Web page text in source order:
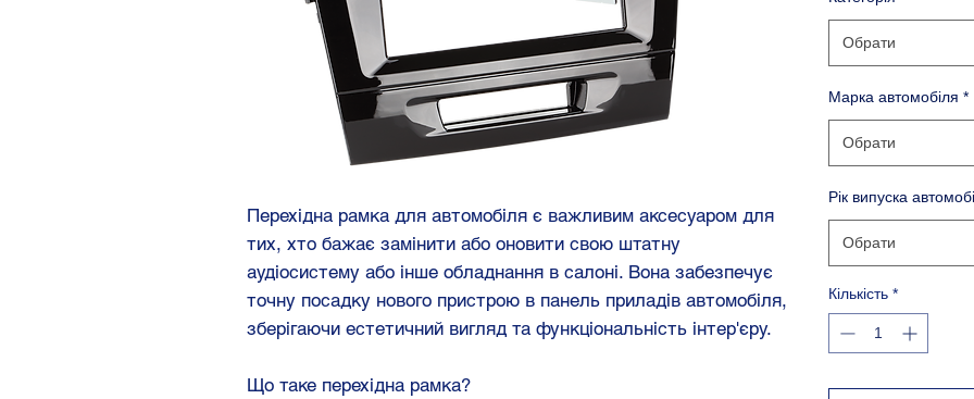
Перехідна рамка для автомобіля є важливим аксесуаром для
тих, хто бажає замінити або оновити свою штатну
аудіосистему або інше обладнання в салоні. Вона забезпечує
точну посадку нового пристрою в панель приладів автомобіля,
зберігаючи естетичний вигляд та функціональність інтер'єру.
Що таке перехідна рамка?
Обрати
Марка автомобіля *
Обрати
Рік випуска
Обрати
Кількість *